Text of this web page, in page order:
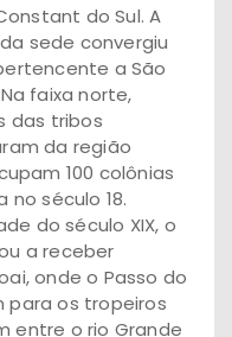
do Sul. A
sede convergiu
a São
faixa norte,
das tribos
da região
100 colônias
século 18.
século XIX, o
a receber
onde o Passo do
para os tropeiros
entre o rio Grande